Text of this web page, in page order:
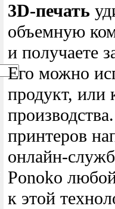
3D-печать
объемную
и получаете
Его можно
продукт, или
принтеров
онлайн-
Ponoko
к этой